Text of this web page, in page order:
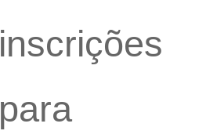
inscrições
para